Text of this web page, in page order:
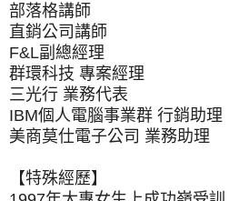
部落格講師
直銷公司講師
F&L副總經理
群環科技 專案經理
三光行 業務代表
IBM個人電腦事業群 行銷助理
美商莫仕電子公司 業務助理
【特殊經歷】